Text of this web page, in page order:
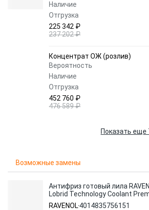
Наличие
Отгрузка
225 342 ₽
237 202 ₽
Концентрат ОЖ (розлив)
Вероятность
Наличие
Отгрузка
452 760 ₽
476 589 ₽
Показать еще
Возможные замены
Антифриз готовый лила
Lobrid Technology Coolant
C12++ (5л)
RAVENOL4014835756151